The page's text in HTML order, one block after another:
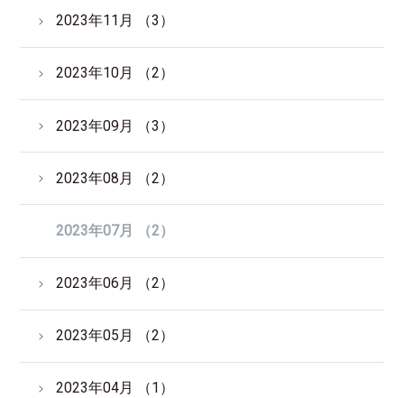
2023年11月 （3）
2023年10月 （2）
2023年09月 （3）
2023年08月 （2）
2023年07月 （2）
2023年06月 （2）
2023年05月 （2）
2023年04月 （1）